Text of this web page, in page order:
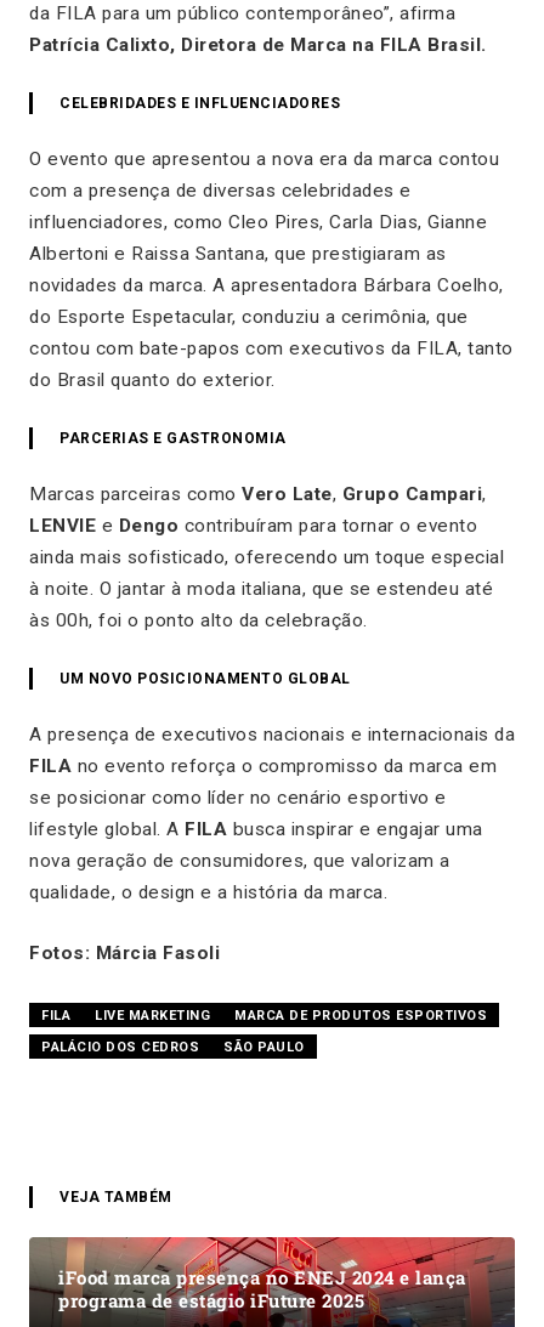
da FILA para um público contemporâneo”, afirma
Patrícia Calixto, Diretora de Marca na FILA Brasil.
CELEBRIDADES E INFLUENCIADORES
O evento que apresentou a nova era da marca contou
com a presença de diversas celebridades e
influenciadores, como Cleo Pires, Carla Dias, Gianne
Albertoni e Raissa Santana, que prestigiaram as
novidades da marca. A apresentadora Bárbara Coelho,
do Esporte Espetacular, conduziu a cerimônia, que
contou com bate-papos com executivos da FILA, tanto
do Brasil quanto do exterior.
PARCERIAS E GASTRONOMIA
Marcas parceiras como Vero Late, Grupo Campari,
LENVIE e Dengo contribuíram para tornar o evento
ainda mais sofisticado, oferecendo um toque especial
à noite. O jantar à moda italiana, que se estendeu até
às 00h, foi o ponto alto da celebração.
UM NOVO POSICIONAMENTO GLOBAL
A presença de executivos nacionais e internacionais da
FILA no evento reforça o compromisso da marca em
se posicionar como líder no cenário esportivo e
lifestyle global. A FILA busca inspirar e engajar uma
nova geração de consumidores, que valorizam a
qualidade, o design e a história da marca.
Fotos: Márcia Fasoli
FILA LIVE MARKETING
MARCA DE PRODUTOS ESPORTIVOS
PALÁCIO DOS CEDROS
SÃO PAULO
VEJA TAMBÉM
iFood marca presença no ENEJ 2024 e lança
programa de estágio iFuture 2025